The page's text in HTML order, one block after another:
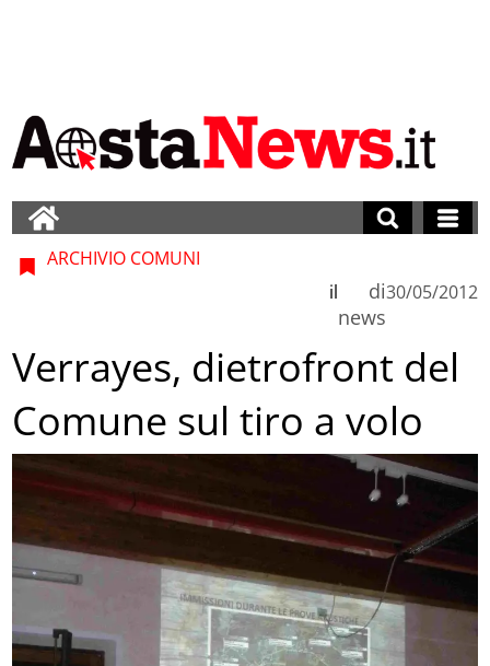
ARCHIVIO COMUNI
di
news
il 30/05/2012
Verrayes, dietrofront del
Comune sul tiro a volo